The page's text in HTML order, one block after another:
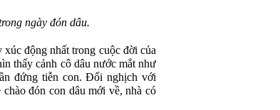
ngày đón dâu.
động nhất trong cuộc đời của
thấy cảnh cô dâu nước mắt như
đứng tiễn con. Đối nghịch với
đón con dâu mới về, nhà có